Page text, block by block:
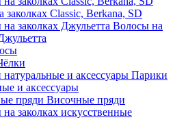
заколках Classic, Berkana, SD
Волосы на
Парики
и аксессуары
Височные пряди